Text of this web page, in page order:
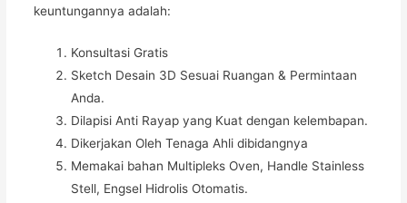
keuntungannya adalah:
Konsultasi Gratis
Sketch Desain 3D Sesuai Ruangan & Permintaan
Anda.
Dilapisi Anti Rayap yang Kuat dengan kelembapan.
Dikerjakan Oleh Tenaga Ahli dibidangnya
Memakai bahan Multipleks Oven, Handle Stainless
Stell, Engsel Hidrolis Otomatis.